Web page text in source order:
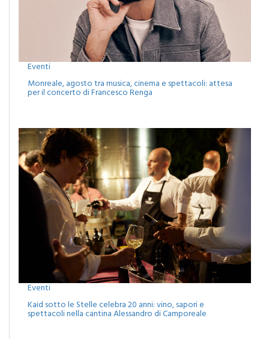
Eventi
Monreale, agosto tra musica, cinema e spettacoli: attesa
Eventi
Kaid sotto le Stelle celebra 20 anni: vino, sapori e